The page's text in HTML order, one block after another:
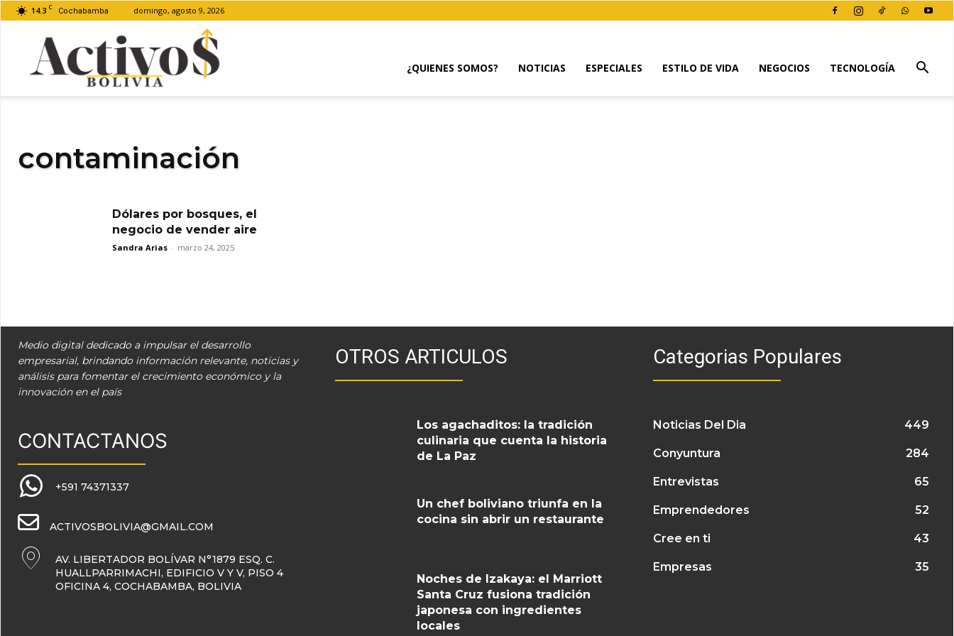
14.3 C Cochabamba domingo, agosto 9, 2026
¿QUIENES SOMOS? NOTICIAS ESPECIALES ESTILO DE VIDA NEGOCIOS TECNOLOGÍA
contaminación
Dólares por bosques, el
negocio de vender aire
Sandra Arias - marzo 24, 2025
Medio digital dedicado a impulsar el desarrollo
empresarial, brindando información relevante, noticias y
análisis para fomentar el crecimiento económico y la
innovación en el país
CONTACTANOS
+591 74371337
ACTIVOSBOLIVIA@GMAIL.COM
AV. LIBERTADOR BOLÍVAR N°1879 ESQ. C.
HUALLPARRIMACHI, EDIFICIO V Y V, PISO 4
OFICINA 4, COCHABAMBA, BOLIVIA
OTROS ARTICULOS
Los agachaditos: la tradición
culinaria que cuenta la historia
de La Paz
Un chef boliviano triunfa en la
cocina sin abrir un restaurante
Noches de Izakaya: el Marriott
Santa Cruz fusiona tradición
japonesa con ingredientes
locales
Categorias Populares
Noticias Del Dia 449
Conyuntura 284
Entrevistas 65
Emprendedores 52
Cree en ti 43
Empresas 35